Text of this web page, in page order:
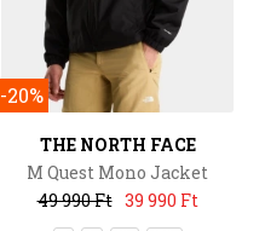
-20%
THE NORTH FACE
M Quest Mono Jacket
49 990 Ft 39 990 Ft